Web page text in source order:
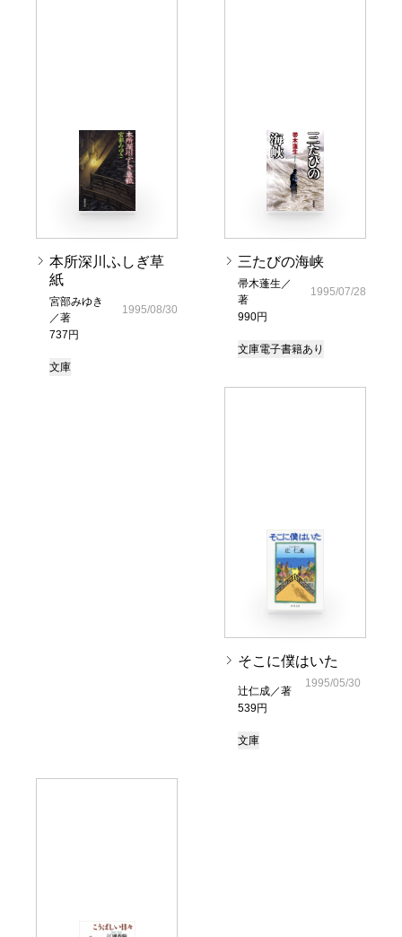
本所深川ふしぎ草
紙
宮部みゆき
／著
737円
1995/08/30
文庫
三たびの海峡
帚木蓬生／
著
990円
1995/07/28
文庫電子書籍あり
そこに僕はいた
辻仁成／著
539円
1995/05/30
文庫